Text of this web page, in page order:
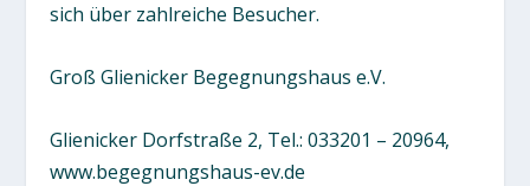
sich über zahlreiche Besucher.
Groß Glienicker Begegnungshaus e.V.
Glienicker Dorfstraße 2, Tel.: 033201 – 20964,
www.begegnungshaus-ev.de